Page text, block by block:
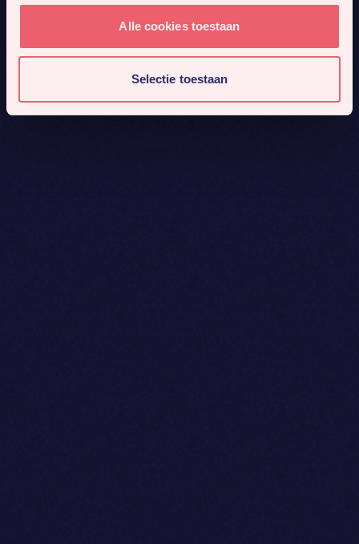
Alle cookies toestaan
Selectie toestaan